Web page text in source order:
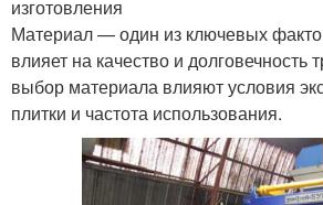
изготовления
Материал — один из ключевых
влияет на качество и долговечность
выбор материала влияют условия
плитки и частота использования.